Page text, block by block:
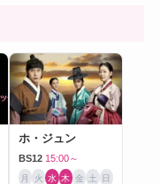
ホ・ジュン
BS12 15:00～
月 火 水 木 金 土 日